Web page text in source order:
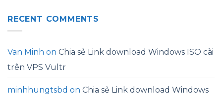
RECENT COMMENTS
Van Minh on Chia sẻ Link download Windows ISO cài
trên VPS Vultr
minhhungtsbd on Chia sẻ Link download Windows